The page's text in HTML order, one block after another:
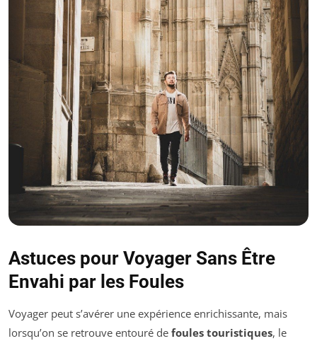
Astuces pour Voyager Sans Être
Envahi par les Foules
Voyager peut s’avérer une expérience enrichissante, mais
lorsqu’on se retrouve entouré de foules touristiques, le